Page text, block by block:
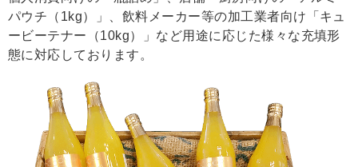
パウチ（1kg）」、飲料メーカー等の加工業者向け「キュ
ービーテナー（10kg）」など用途に応じた様々な充填形
態に対応しております。